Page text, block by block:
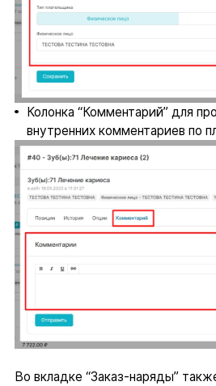
Колонка “Комментарий” для
внутренних комментариев по
Во вкладке “Заказ-наряды”